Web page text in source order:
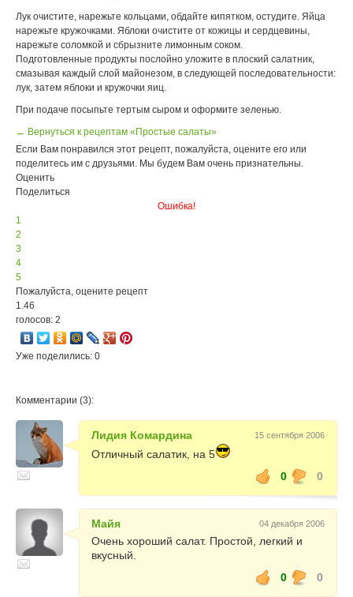
Лук очистите, нарежьте кольцами, обдайте кипятком, остудите. Яйца
нарежьте кружочками. Яблоки очистите от кожицы и сердцевины,
нарежьте соломкой и сбрызните лимонным соком.
Подготовленные продукты послойно уложите в плоский салатник,
смазывая каждый слой майонезом, в следующей последовательности:
лук, затем яблоки и кружочки яиц.
При подаче посыпьте тертым сыром и оформите зеленью.
← Вернуться к рецептам «Простые салаты»
Если Вам понравился этот рецепт, пожалуйста, оцените его или
поделитесь им с друзьями. Мы будем Вам очень признательны.
Оценить
Поделиться
Ошибка!
1
2
3
4
5
Пожалуйста, оцените рецепт
1.46
голосов: 2
Уже поделились: 0
Комментарии (3):
Лидия Комардина 15 сентября 2006
Отличный салатик, на 5
0
0
Майя 04 декабря 2006
Очень хороший салат. Простой, легкий и
вкусный.
0
0